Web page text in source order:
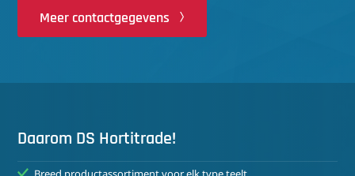
Meer contactgegevens
Daarom DS Hortitrade!